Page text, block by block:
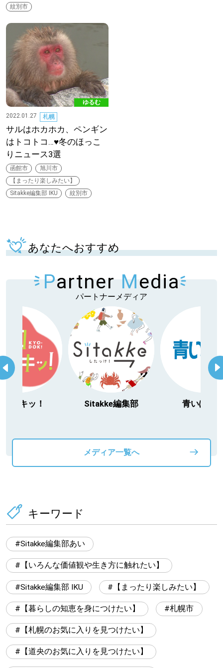
パートナーメディア
運営会社
情報提供・お問い合わせ
プライバシーポリシー
紋別市
ゆるむ
2022.01.27
札幌
サルはホカホカ、ペンギン
はトコトコ…♥冬のほっこ
りニュース3選
函館市
旭川市
【まったり楽しみたい】
Sitakke編集部 IKU
紋別市
あなたへおすすめ
Partner Media
パートナーメディア
日ドキッ！ Sitakke編集部 青いぽす
メディア一覧へ
キーワード
Sitakke編集部あい
【いろんな価値観や生き方に触れたい】
Sitakke編集部 IKU 【まったり楽しみたい】
【暮らしの知恵を身につけたい】 札幌市
【札幌のお気に入りを見つけたい】
【道央のお気に入りを見つけたい】